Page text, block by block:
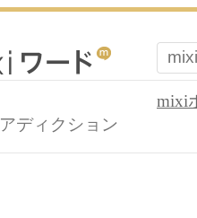
mixi
アディクション